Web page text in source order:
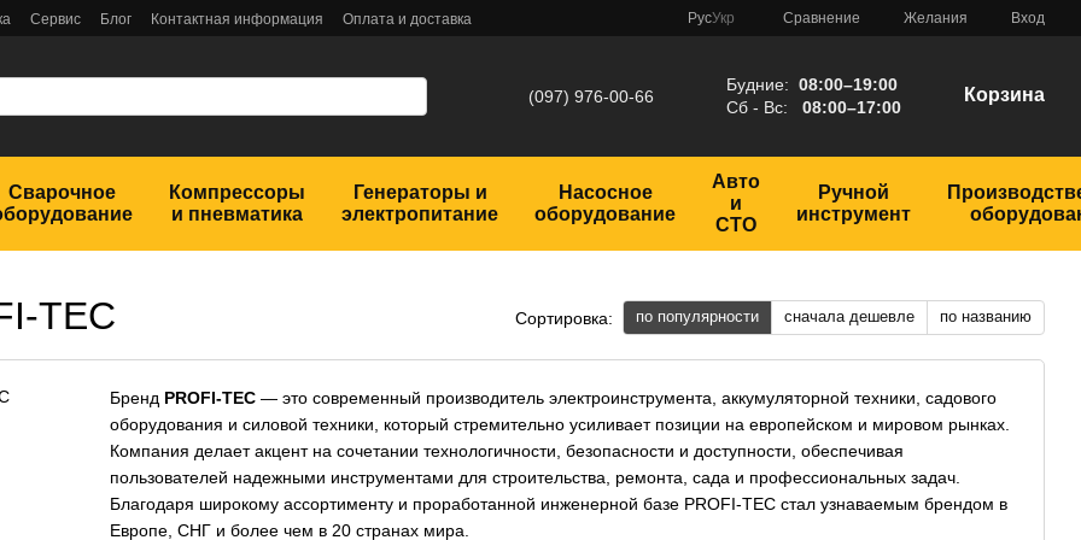
Сервис Блог Контактная информация
Оплата и доставка
РусУкр Сравнение Желания Вход
(097) 976-00-66
Будние: 08:00–19:00
Сб - Вс: 08:00–17:00
Корзина
Сварочное
Компрессоры
и пневматика
Генераторы и
электропитание
Насосное
оборудование
Авто
и
СТО
Ручной
инструмент
TEC Сортировка: по популярности сначала дешевле по названию
Бренд PROFI-TEC — это современный производитель электроинструмента, аккумуляторной техники, садового
оборудования и силовой техники, который стремительно усиливает позиции на европейском и мировом рынках.
Компания делает акцент на сочетании технологичности, безопасности и доступности, обеспечивая
пользователей надежными инструментами для строительства, ремонта, сада и профессиональных задач.
Благодаря широкому ассортименту и проработанной инженерной базе PROFI-TEC стал узнаваемым брендом в
Европе, СНГ и более чем в 20 странах мира.